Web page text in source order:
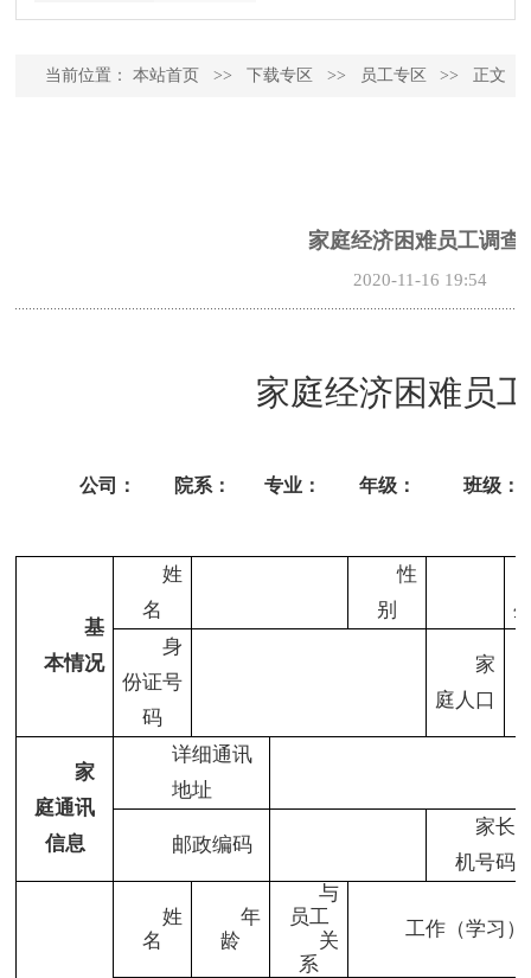
当前位置： 本站首页 >> 下载专区 >> 员工专区 >> 正文
家庭经济困难员工调查
2020-11-16 19:54
家庭经济困难员
公司： 院系： 专业： 年级： 班级：
基
本情况
姓
名
性
别
身
份证号
码
家
庭人口
家
庭通讯
信息
详细通讯
地址
邮政编码
家长
机号码
姓
名
年
龄
与
员工
关
系
工作（学习）